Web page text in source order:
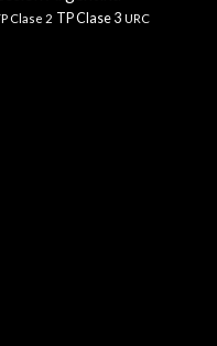
Clase 2 TP Clase 3 URC